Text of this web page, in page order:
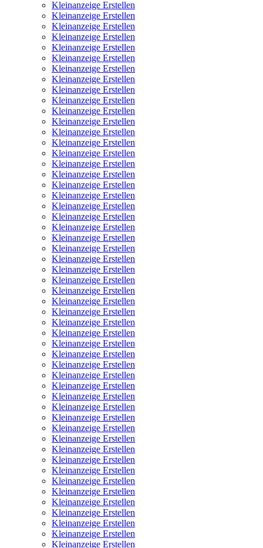
Kleinanzeige Erstellen
Kleinanzeige Erstellen
Kleinanzeige Erstellen
Kleinanzeige Erstellen
Kleinanzeige Erstellen
Kleinanzeige Erstellen
Kleinanzeige Erstellen
Kleinanzeige Erstellen
Kleinanzeige Erstellen
Kleinanzeige Erstellen
Kleinanzeige Erstellen
Kleinanzeige Erstellen
Kleinanzeige Erstellen
Kleinanzeige Erstellen
Kleinanzeige Erstellen
Kleinanzeige Erstellen
Kleinanzeige Erstellen
Kleinanzeige Erstellen
Kleinanzeige Erstellen
Kleinanzeige Erstellen
Kleinanzeige Erstellen
Kleinanzeige Erstellen
Kleinanzeige Erstellen
Kleinanzeige Erstellen
Kleinanzeige Erstellen
Kleinanzeige Erstellen
Kleinanzeige Erstellen
Kleinanzeige Erstellen
Kleinanzeige Erstellen
Kleinanzeige Erstellen
Kleinanzeige Erstellen
Kleinanzeige Erstellen
Kleinanzeige Erstellen
Kleinanzeige Erstellen
Kleinanzeige Erstellen
Kleinanzeige Erstellen
Kleinanzeige Erstellen
Kleinanzeige Erstellen
Kleinanzeige Erstellen
Kleinanzeige Erstellen
Kleinanzeige Erstellen
Kleinanzeige Erstellen
Kleinanzeige Erstellen
Kleinanzeige Erstellen
Kleinanzeige Erstellen
Kleinanzeige Erstellen
Kleinanzeige Erstellen
Kleinanzeige Erstellen
Kleinanzeige Erstellen
Kleinanzeige Erstellen
Kleinanzeige Erstellen
Kleinanzeige Erstellen